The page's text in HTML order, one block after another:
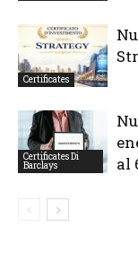
Certificates
Certificates Di
Barclays
al